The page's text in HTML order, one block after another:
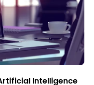
Intelligence